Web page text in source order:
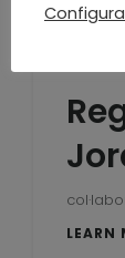
LEARN